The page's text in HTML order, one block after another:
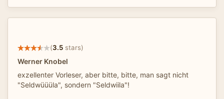
(3.5 stars)
Werner Knobel
exzellenter Vorleser, aber bitte, bitte, man sagt nicht
"Seldwüüüla", sondern "Seldwiila"!